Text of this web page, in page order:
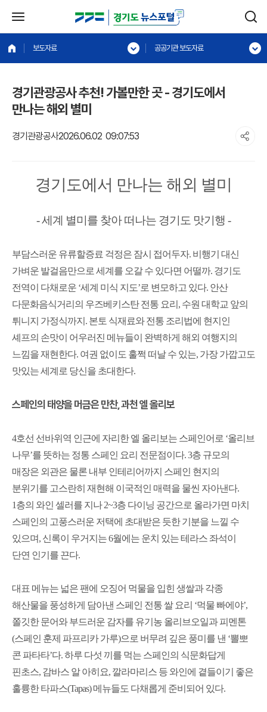
보도자료 공공기관 보도자료
경기관광공사 추천! 가볼만한 곳 - 경기도에서
만나는 해외 별미
경기관광공사2026.06.02 09:07:53
경기도에서 만나는 해외 별미
-세계 별미를 찾아 떠나는 경기도 맛기행 -
부담스러운 유류할증료 걱정은 잠시 접어두자. 비행기 대신
가벼운 발걸음만으로 세계를 오갈 수 있다면 어떨까. 경기도
전역이 다채로운 ‘세계 미식 지도’로 변모하고 있다. 안산
다문화음식거리의 우즈베키스탄 전통 요리 , 수원 대학교 앞의
튀니지 가정식까지 . 본토 식재료와 전통 조리법에 현지인
셰프의 손맛이 어우러진 메뉴들이 완벽하게 해외 여행지의
느낌을 재현한다. 여권 없이도 훌쩍 떠날 수 있는, 가장 가깝고도
맛있는 세계로 당신을 초대한다.
스페인의 태양을 머금은 만찬,과천 엘 올리보
4호선 선바위역 인근에 자리한 엘 올리보는 스페인어로 ‘올리브
나무’를 뜻하는 정통 스페인 요리 전문점이다. 3층 규모의
매장은 외관은 물론 내부 인테리어까지 스페인 현지의
분위기를 고스란히 재현해 이국적인 매력을 물씬 자아낸다.
1층의 와인 셀러를 지나2~3층 다이닝 공간으로 올라가면 마치
스페인의 고풍스러운 저택에 초대받은 듯한 기분을 느낄 수
있으며, 신록이 우거지는6월에는 운치 있는 테라스 좌석이
단연 인기를 끈다.
대표 메뉴는 넓은 팬에 오징어 먹물을 입힌 생쌀과 각종
해산물을 풍성하게 담아낸 스페인 전통 쌀 요리 ‘먹물 빠에야’,
쫄깃한 문어와 부드러운 감자를 유기농 올리브오일과 피멘톤
(스페인 훈제 파프리카 가루)으로 버무려 깊은 풍미를 낸 ‘뽈뽀
콘 파타타’다.하루 다섯 끼를 먹는 스페인의 식문화답게
핀초스, 감바스 알 아히요, 깔라마리스 등 와인에 곁들이기 좋은
훌륭한 타파스(Tapas)메뉴들도 다채롭게 준비되어 있다.